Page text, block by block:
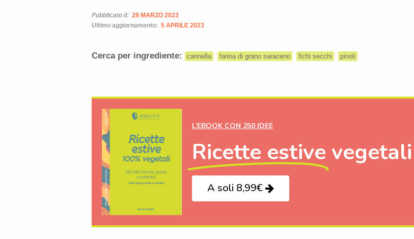
Pubblicato il: 29 MARZO 2023
Ultimo aggiornamento: 5 APRILE 2023
Cerca per ingrediente: cannella farina di grano saraceno fichi secchi pinoli
L’EBOOK CON 250 IDEE
Ricette estive vegetali
A soli 8,99€